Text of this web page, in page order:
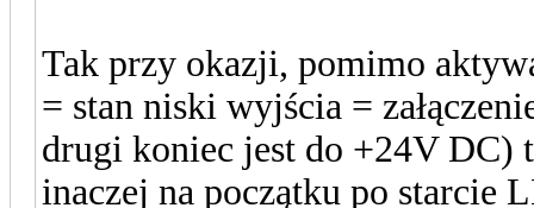
Tak przy okazji, pomimo
= stan niski wyjścia =
drugi koniec jest do +24V DC)
inaczej na początku po starcie